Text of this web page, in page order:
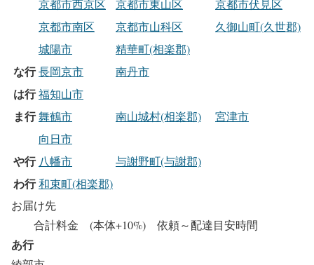
京都市西京区
京都市東山区
京都市伏見区
京都市南区
京都市山科区
久御山町(久世郡)
城陽市
精華町(相楽郡)
な行長岡京市 南丹市
は行福知山市
ま行舞鶴市 南山城村(相楽郡)
宮津市
向日市
や行 八幡市 与謝野町(与謝郡)
わ行和束町(相楽郡)
お届け先
合計料金 (本体+10%) 依頼～配達目安時間
あ行